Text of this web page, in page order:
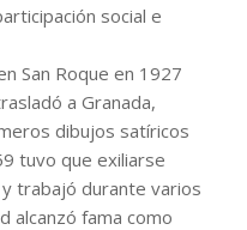
social e
San Roque en 1927
a Granada,
dibujos satíricos
tuvo que exiliarse
trabajó durante varios
alcanzó fama como